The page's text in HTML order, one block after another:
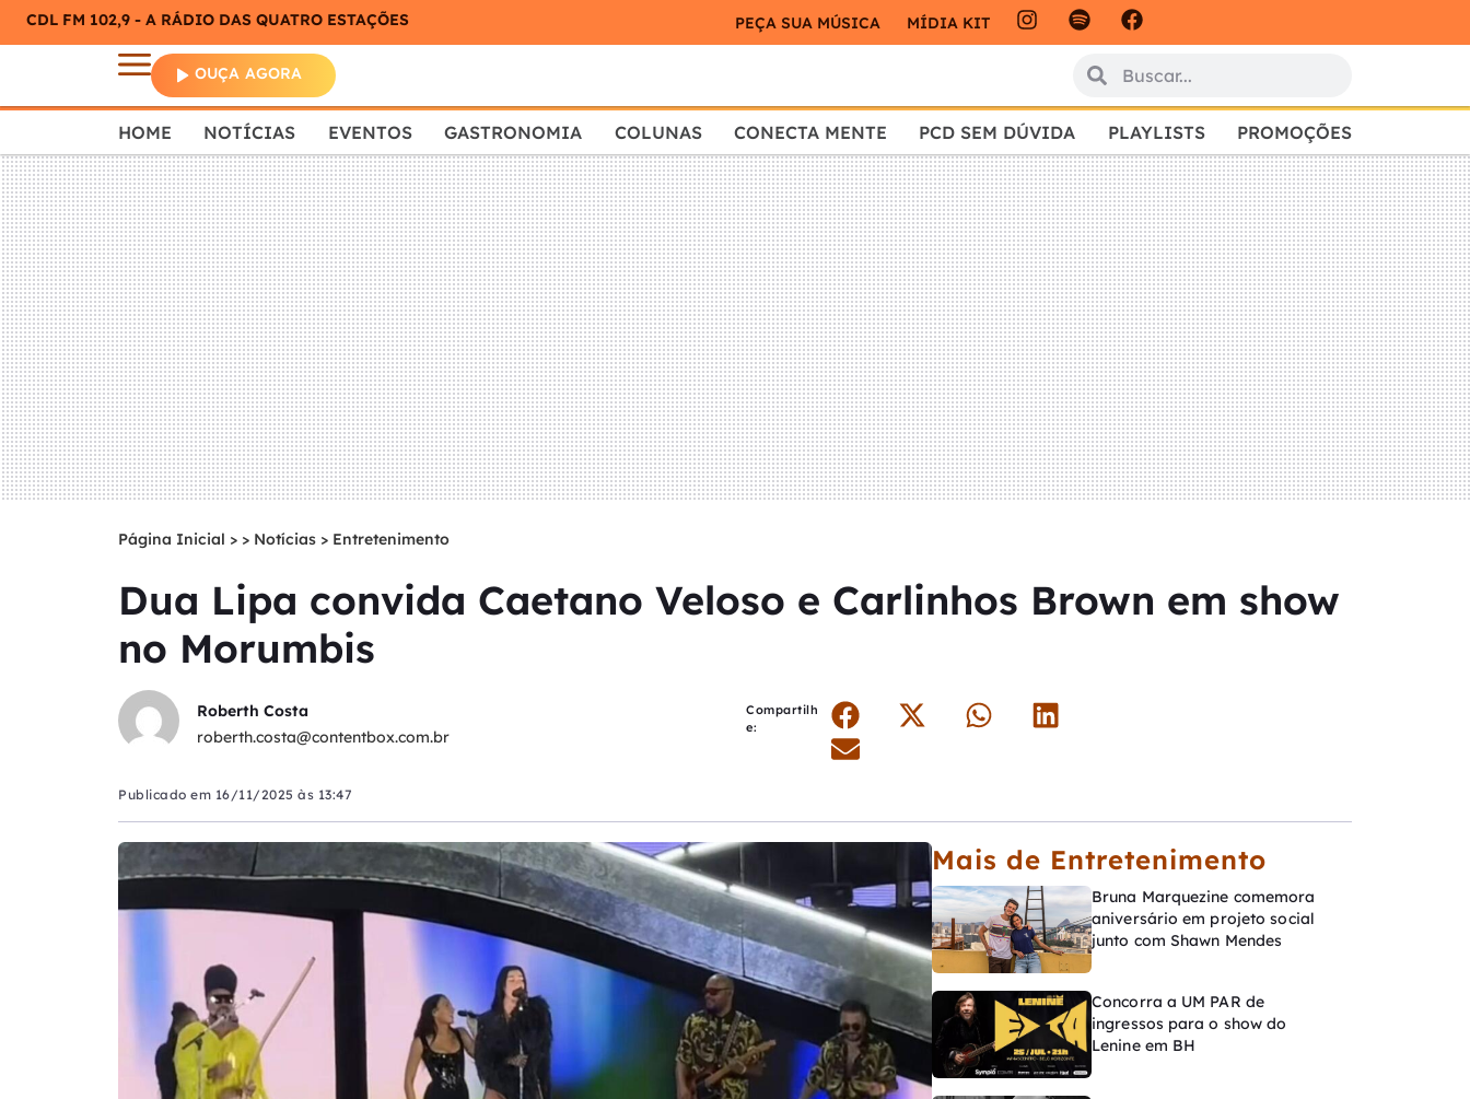
CDL FM 102,9 - A RÁDIO DAS QUATRO ESTAÇÕES PEÇA SUA MÚSICA MÍDIA KIT
OUÇA AGORA
HOME NOTÍCIAS EVENTOS GASTRONOMIA COLUNAS CONECTA MENTE PCD SEM DÚVIDA PLAYLISTS PROMOÇÕES
Página Inicial > Notícias > Entretenimento
Dua Lipa convida Caetano Veloso e Carlinhos Brown em show
no Morumbis
Roberth Costa
roberth.costa@contentbox.com.br
Compartilh
e:
Publicado em 16/11/2025 às 13:47
Mais de Entretenimento
Bruna Marquezine comemora
aniversário em projeto social
junto com Shawn Mendes
Concorra a UM PAR de
ingressos para o show do
Lenine em BH